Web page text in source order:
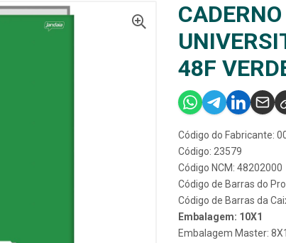
48F
Código do Fabricante:
Código: 23579
Código NCM: 48202000
Código de Barras do
Código de Barras da
Embalagem: 10X1
Embalagem Master: